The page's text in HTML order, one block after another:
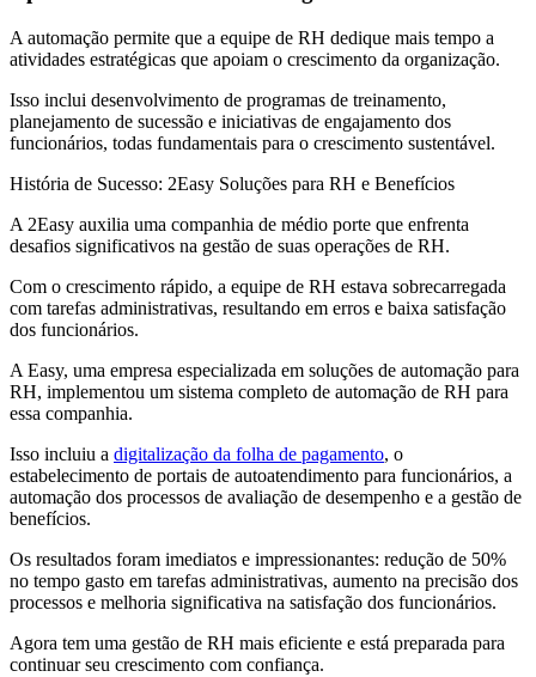
A automação permite que a equipe de RH dedique mais tempo a
atividades estratégicas que apoiam o crescimento da organização.
Isso inclui desenvolvimento de programas de treinamento,
planejamento de sucessão e iniciativas de engajamento dos
funcionários, todas fundamentais para o crescimento sustentável.
História de Sucesso: 2Easy Soluções para RH e Benefícios
A 2Easy auxilia uma companhia de médio porte que enfrenta
desafios significativos na gestão de suas operações de RH.
Com o crescimento rápido, a equipe de RH estava sobrecarregada
com tarefas administrativas, resultando em erros e baixa satisfação
dos funcionários.
A Easy, uma empresa especializada em soluções de automação para
RH, implementou um sistema completo de automação de RH para
essa companhia.
Isso incluiu a digitalização da folha de pagamento, o
estabelecimento de portais de autoatendimento para funcionários, a
automação dos processos de avaliação de desempenho e a gestão de
benefícios.
Os resultados foram imediatos e impressionantes: redução de 50%
no tempo gasto em tarefas administrativas, aumento na precisão dos
processos e melhoria significativa na satisfação dos funcionários.
Agora tem uma gestão de RH mais eficiente e está preparada para
continuar seu crescimento com confiança.